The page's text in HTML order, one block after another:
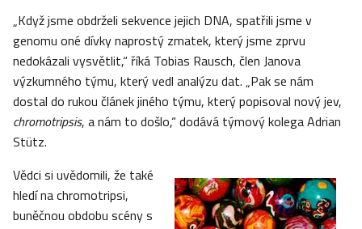
„Když jsme obdrželi sekvence jejich DNA, spatřili jsme v
genomu oné dívky naprostý zmatek, který jsme zprvu
nedokázali vysvětlit,“ říká Tobias Rausch, člen Janova
výzkumného týmu, který vedl analýzu dat. „Pak se nám
dostal do rukou článek jiného týmu, který popisoval nový jev,
chromotripsis, a nám to došlo,“ dodává týmový kolega Adrian
Stütz.
Vědci si uvědomili, že také
hledí na chromotripsi,
buněčnou obdobu scény s